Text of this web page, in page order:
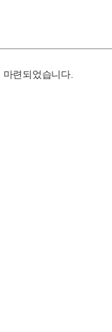
련되었습니다.